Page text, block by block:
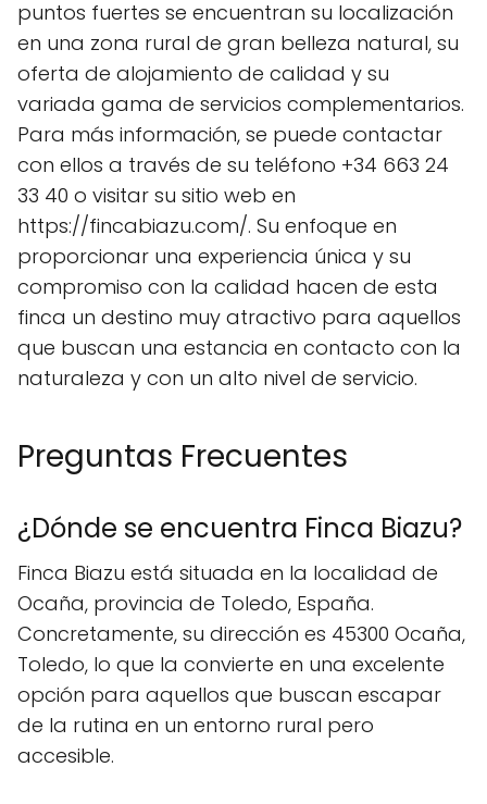
puntos fuertes se encuentran su localización
en una zona rural de gran belleza natural, su
oferta de alojamiento de calidad y su
variada gama de servicios complementarios.
Para más información, se puede contactar
con ellos a través de su teléfono +34 663 24
33 40 o visitar su sitio web en
https://fincabiazu.com/. Su enfoque en
proporcionar una experiencia única y su
compromiso con la calidad hacen de esta
finca un destino muy atractivo para aquellos
que buscan una estancia en contacto con la
naturaleza y con un alto nivel de servicio.
Preguntas Frecuentes
¿Dónde se encuentra Finca Biazu?
Finca Biazu está situada en la localidad de
Ocaña, provincia de Toledo, España.
Concretamente, su dirección es 45300 Ocaña,
Toledo, lo que la convierte en una excelente
opción para aquellos que buscan escapar
de la rutina en un entorno rural pero
accesible.